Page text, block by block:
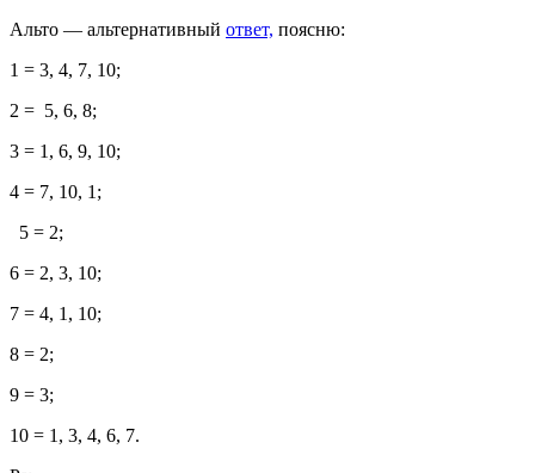
Альто — альтернативный ответ, поясню:
1 = 3, 4, 7, 10;
2 = 5, 6, 8;
3 = 1, 6, 9, 10;
4 = 7, 10, 1;
5 = 2;
6 = 2, 3, 10;
7 = 4, 1, 10;
8 = 2;
9 = 3;
10 = 1, 3, 4, 6, 7.